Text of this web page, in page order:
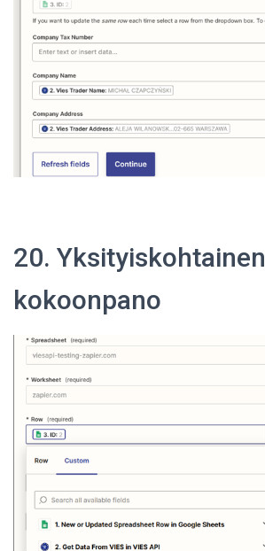
20. Yksityiskohtainen
kokoonpano